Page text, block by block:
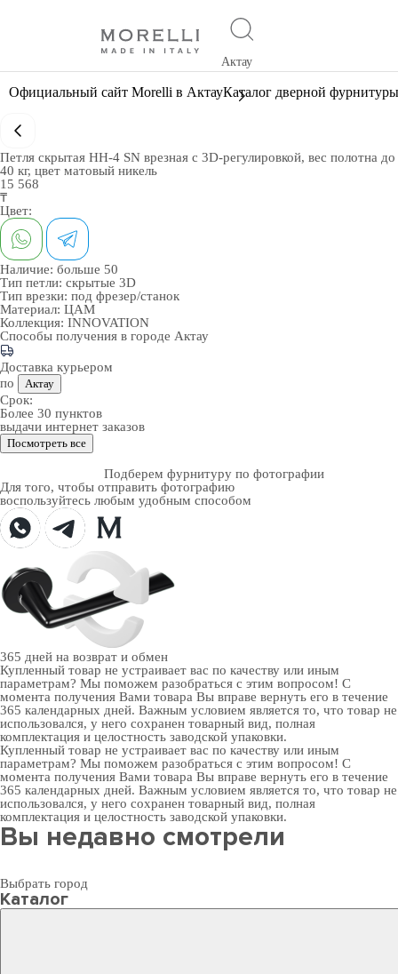
Актау
Официальный сайт Morelli в АктауКаталог дверной фурнитуры
Петля скрытая HH-4 SN врезная с 3D-регулировкой, вес полотна до
40 кг, цвет матовый никель
15 568
₸
Цвет:
Наличие: больше 50
Тип петли: скрытые 3D
Тип врезки: под фрезер/станок
Материал: ЦАМ
Коллекция: INNOVATION
Способы получения в городе Актау
Доставка курьером
по
Актау
Срок:
Более 30 пунктов
выдачи интернет заказов
Посмотреть все
Подберем фурнитуру по фотографии
Для того, чтобы отправить фотографию
воспользуйтесь любым удобным способом
365 дней на возврат и обмен
Купленный товар не устраивает вас по качеству или иным
параметрам? Мы поможем разобраться с этим вопросом! С
момента получения Вами товара Вы вправе вернуть его в течение
365 календарных дней. Важным условием является то, что товар не
использовался, у него сохранен товарный вид, полная
комплектация и целостность заводской упаковки.
Купленный товар не устраивает вас по качеству или иным
параметрам? Мы поможем разобраться с этим вопросом! С
момента получения Вами товара Вы вправе вернуть его в течение
365 календарных дней. Важным условием является то, что товар не
использовался, у него сохранен товарный вид, полная
комплектация и целостность заводской упаковки.
Вы недавно смотрели
Выбрать город
Каталог